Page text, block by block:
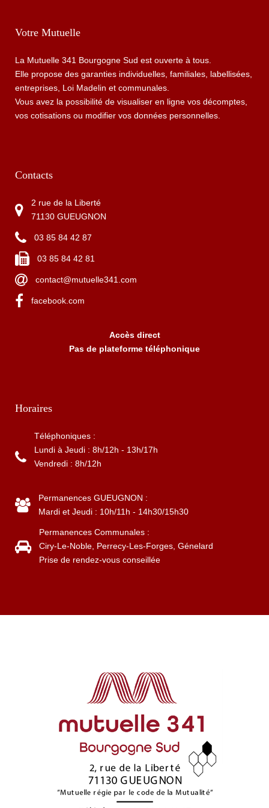
Votre Mutuelle
La Mutuelle 341 Bourgogne Sud est ouverte à tous.
Elle propose des garanties individuelles, familiales, labellisées,
entreprises, Loi Madelin et communales.
Vous avez la possibilité de visualiser en ligne vos décomptes,
vos cotisations ou modifier vos données personnelles.
Contacts
2 rue de la Liberté
71130 GUEUGNON
03 85 84 42 87
03 85 84 42 81
contact@mutuelle341.com
facebook.com
Accès direct
Pas de plateforme téléphonique
Horaires
Téléphoniques :
Lundi à Jeudi : 8h/12h - 13h/17h
Vendredi : 8h/12h
Permanences GUEUGNON :
Mardi et Jeudi : 10h/11h - 14h30/15h30
Permanences Communales :
Ciry-Le-Noble, Perrecy-Les-Forges, Génelard
Prise de rendez-vous conseillée